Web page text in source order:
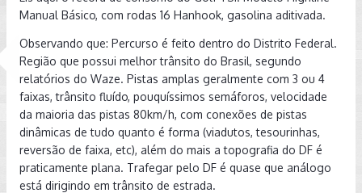
Manual Básico, com rodas 16 Hanhook, gasolina aditivada.
Observando que: Percurso é feito dentro do Distrito Federal.
Região que possui melhor trânsito do Brasil, segundo
relatórios do Waze. Pistas amplas geralmente com 3 ou 4
faixas, trânsito fluído, pouquíssimos semáforos, velocidade
da maioria das pistas 80km/h, com conexões de pistas
dinâmicas de tudo quanto é forma (viadutos, tesourinhas,
reversão de faixa, etc), além do mais a topografia do DF é
praticamente plana. Trafegar pelo DF é quase que análogo
está dirigindo em trânsito de estrada.